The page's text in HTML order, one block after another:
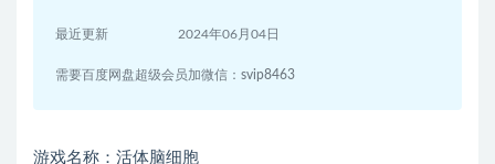
最近更新 2024年06月04日
需要百度网盘超级会员加微信：svip8463
游戏名称：活体脑细胞